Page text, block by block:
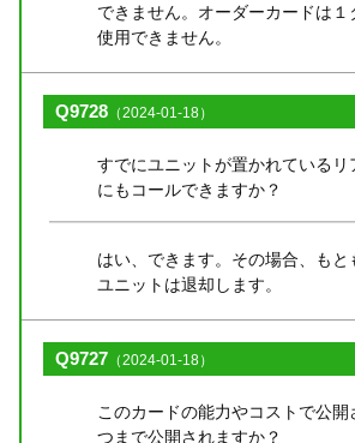
できません。オーダーカードは
使用できません。
Q9728 （2024-01-18）
すでにユニットが置かれているリ
にもコールできますか？
はい、できます。その場合、もと
ユニットは退却します。
Q9727 （2024-01-18）
このカードの能力やコストで公
つまで公開されますか？